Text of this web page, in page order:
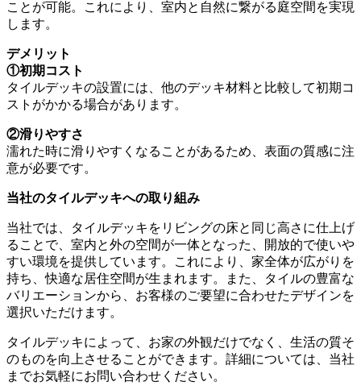
ことが可能。これにより、室内と自然に繋がる庭空間を実現
します。
デメリット
①初期コスト
タイルデッキの設置には、他のデッキ材料と比較して初期コ
ストがかかる場合があります。
②滑りやすさ
濡れた時に滑りやすくなることがあるため、表面の質感に注
意が必要です。
当社のタイルデッキへの取り組み
当社では、タイルデッキをリビングの床と同じ高さに仕上げ
ることで、室内と外の空間が一体となった、開放的で使いや
すい環境を提供しています。これにより、家全体が広がりを
持ち、快適な居住空間が生まれます。また、タイルの豊富な
バリエーションから、お客様のご要望に合わせたデザインを
選択いただけます。
タイルデッキによって、お家の外観だけでなく、生活の質そ
のものを向上させることができます。詳細については、当社
までお気軽にお問い合わせください。